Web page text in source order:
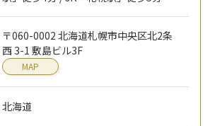
〒060-0002 北海道札幌市中央区北2条
西 3-1 敷島ビル3F
MAP
北海道